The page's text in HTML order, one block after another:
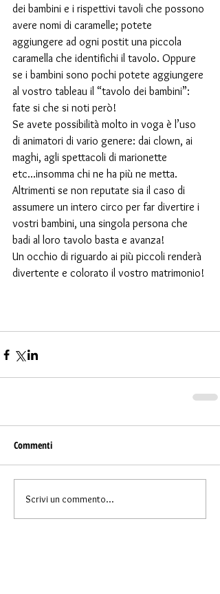
dei bambini e i rispettivi tavoli che possono
avere nomi di caramelle; potete
aggiungere ad ogni postit una piccola
caramella che identifichi il tavolo. Oppure
se i bambini sono pochi potete aggiungere
al vostro tableau il “tavolo dei bambini”:
fate si che si noti però!
Se avete possibilità molto in voga è l’uso
di animatori di vario genere: dai clown, ai
maghi, agli spettacoli di marionette
etc...insomma chi ne ha più ne metta.
Altrimenti se non reputate sia il caso di
assumere un intero circo per far divertire i
vostri bambini, una singola persona che
badi al loro tavolo basta e avanza!
Un occhio di riguardo ai più piccoli renderà
divertente e colorato il vostro matrimonio!
Commenti
Scrivi un commento...